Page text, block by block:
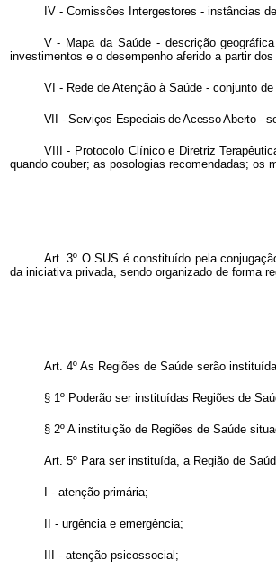
IV - Comissões Intergestores - instâncias
V - Mapa da Saúde - descrição
investimentos e o desempenho aferido a partir
VI - Rede de Atenção à Saúde - conjunto
VII - Serviços Especiais de Acesso Aberto -
VIII - Protocolo Clínico e Diretriz
quando couber; as posologias recomendadas; os
Art. 3º O SUS é constituído pela
da iniciativa privada, sendo organizado de forma
Art. 4º As Regiões de Saúde serão
§ 1º Poderão ser instituídas Regiões de
§ 2º A instituição de Regiões de Saúde
Art. 5º Para ser instituída, a Região de
I - atenção primária;
II - urgência e emergência;
III - atenção psicossocial;